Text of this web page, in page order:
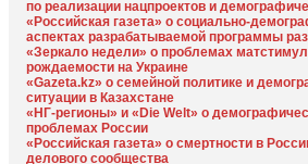
по реализации нацпроектов и
«Российская газета» о социально-
аспектах разрабатываемой программы
«Зеркало недели» о проблемах
рождаемости на Украине
«Gazeta.kz» о семейной политике и
ситуации в Казахстане
«НГ-регионы» и «Die Welt» о
проблемах России
«Российская газета» о смертности в
делового сообщества